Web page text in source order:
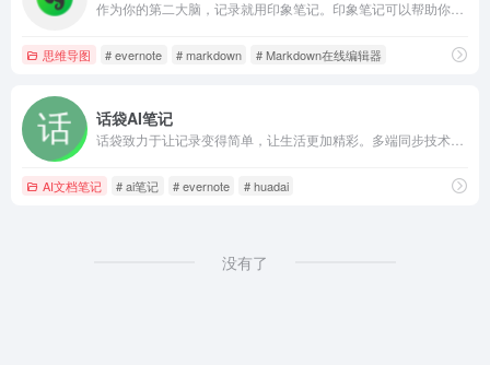
思维导图 # evernote # markdown # Markdown在线编辑器
话袋AI笔记
AI文档笔记 # ai笔记 # evernote # huadai
没有了